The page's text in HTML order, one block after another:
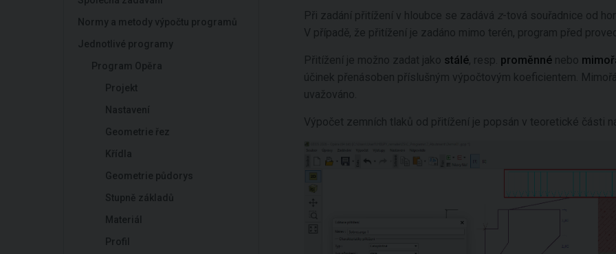
Normy a metody výpočtu programů
Jednotlivé programy
Program Opěra
Projekt
Nastavení
Geometrie řez
Křídla
Geometrie půdorys
Stupně základů
Materiál
Profil
Při zadání přitížení v hloubce se zadává z-tová souřadnice od
V případě, že přitížení je zadáno mimo terén, program před
Přitížení je možno zadat jako stálé, resp. proměnné nebo
účinek přenásoben příslušným výpočtovým koeficientem.
uvažováno.
Výpočet zemních tlaků od přitížení je popsán v teoretické části